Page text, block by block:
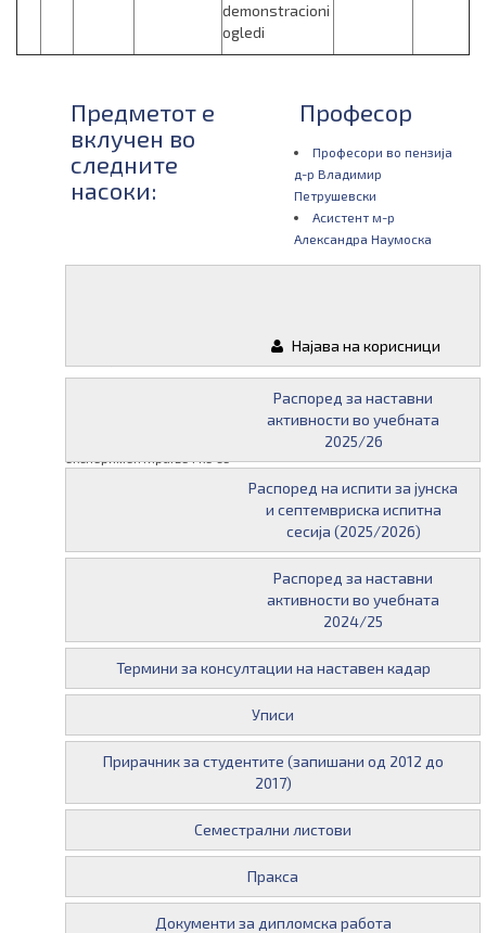
demonstracioni
ogledi
Предметот е
вклучен во
следните
насоки:
Професор
Професори во пензија
д-р Владимир
Петрушевски
Асистент м-р
Александра Наумоска
експериментирање I ќе се
Најава на корисници
Распоред за наставни
активности во учебната
2025/26
Распоред на испити за јунска
и септемвриска испитна
сесија (2025/2026)
Распоред за наставни
активности во учебната
2024/25
Термини за консултации на наставен кадар
Уписи
Прирачник за студентите (запишани од 2012 до
2017)
Семестрални листови
Пракса
Документи за дипломска работа